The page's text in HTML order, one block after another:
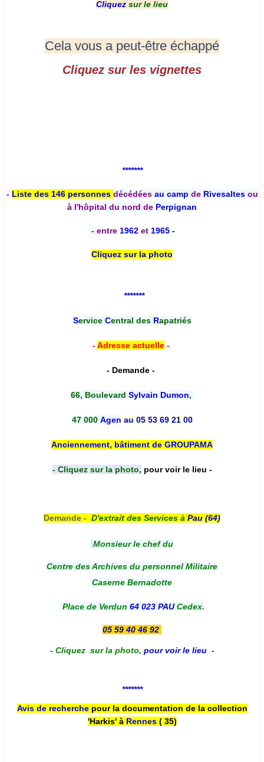
Cliquez sur le lieu
Cela vous a peut-être échappé
Cliquez sur les vignettes
*******
- Liste des 146 personnes décédées au camp deRivesaltesou
à l'hôpital du nord de Perpignan
- entre 1962 et 1965 -
Cliquez sur la photo
*******
Service Central desRapatriés
-Adresse actuelle-
- Demande -
66, Boulevard Sylvain Dumon,
47 000 Agen au 05 53 69 21 00
Anciennement, bâtiment de GROUPAMA
- Cliquez sur la photo, pour voir le lieu -
Demande - D'extrait des Services à Pau (64)
Monsieur le chef du
Centre des Archives du personnel Militaire
Caserne Bernadotte
Place de Verdun 64 023 PAUCedex.
05 59 40 46 92
- Cliquez sur la photo, pour voir le lieu -
*******
Avis de recherche pour la documentation de la collection
'Harkis' à Rennes( 35)